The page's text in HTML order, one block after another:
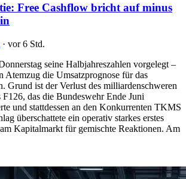
Free Cashflow bricht auf minus
· vor 6 Std.
seine Halbjahreszahlen vorgelegt –
Atemzug die Umsatzprognose für das
Grund ist der Verlust des milliardenschweren
F126, das die Bundeswehr Ende Juni
und stattdessen an den Konkurrenten TKMS
überschattete ein operativ starkes erstes
Kapitalmarkt für gemischte Reaktionen. Am